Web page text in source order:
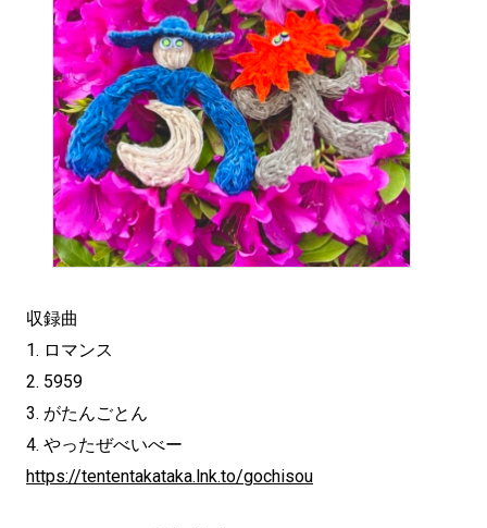
収録曲
1. ロマンス
2. 5959
3. がたんごとん
4. やったぜべいべー
https://tententakataka.lnk.to/gochisou